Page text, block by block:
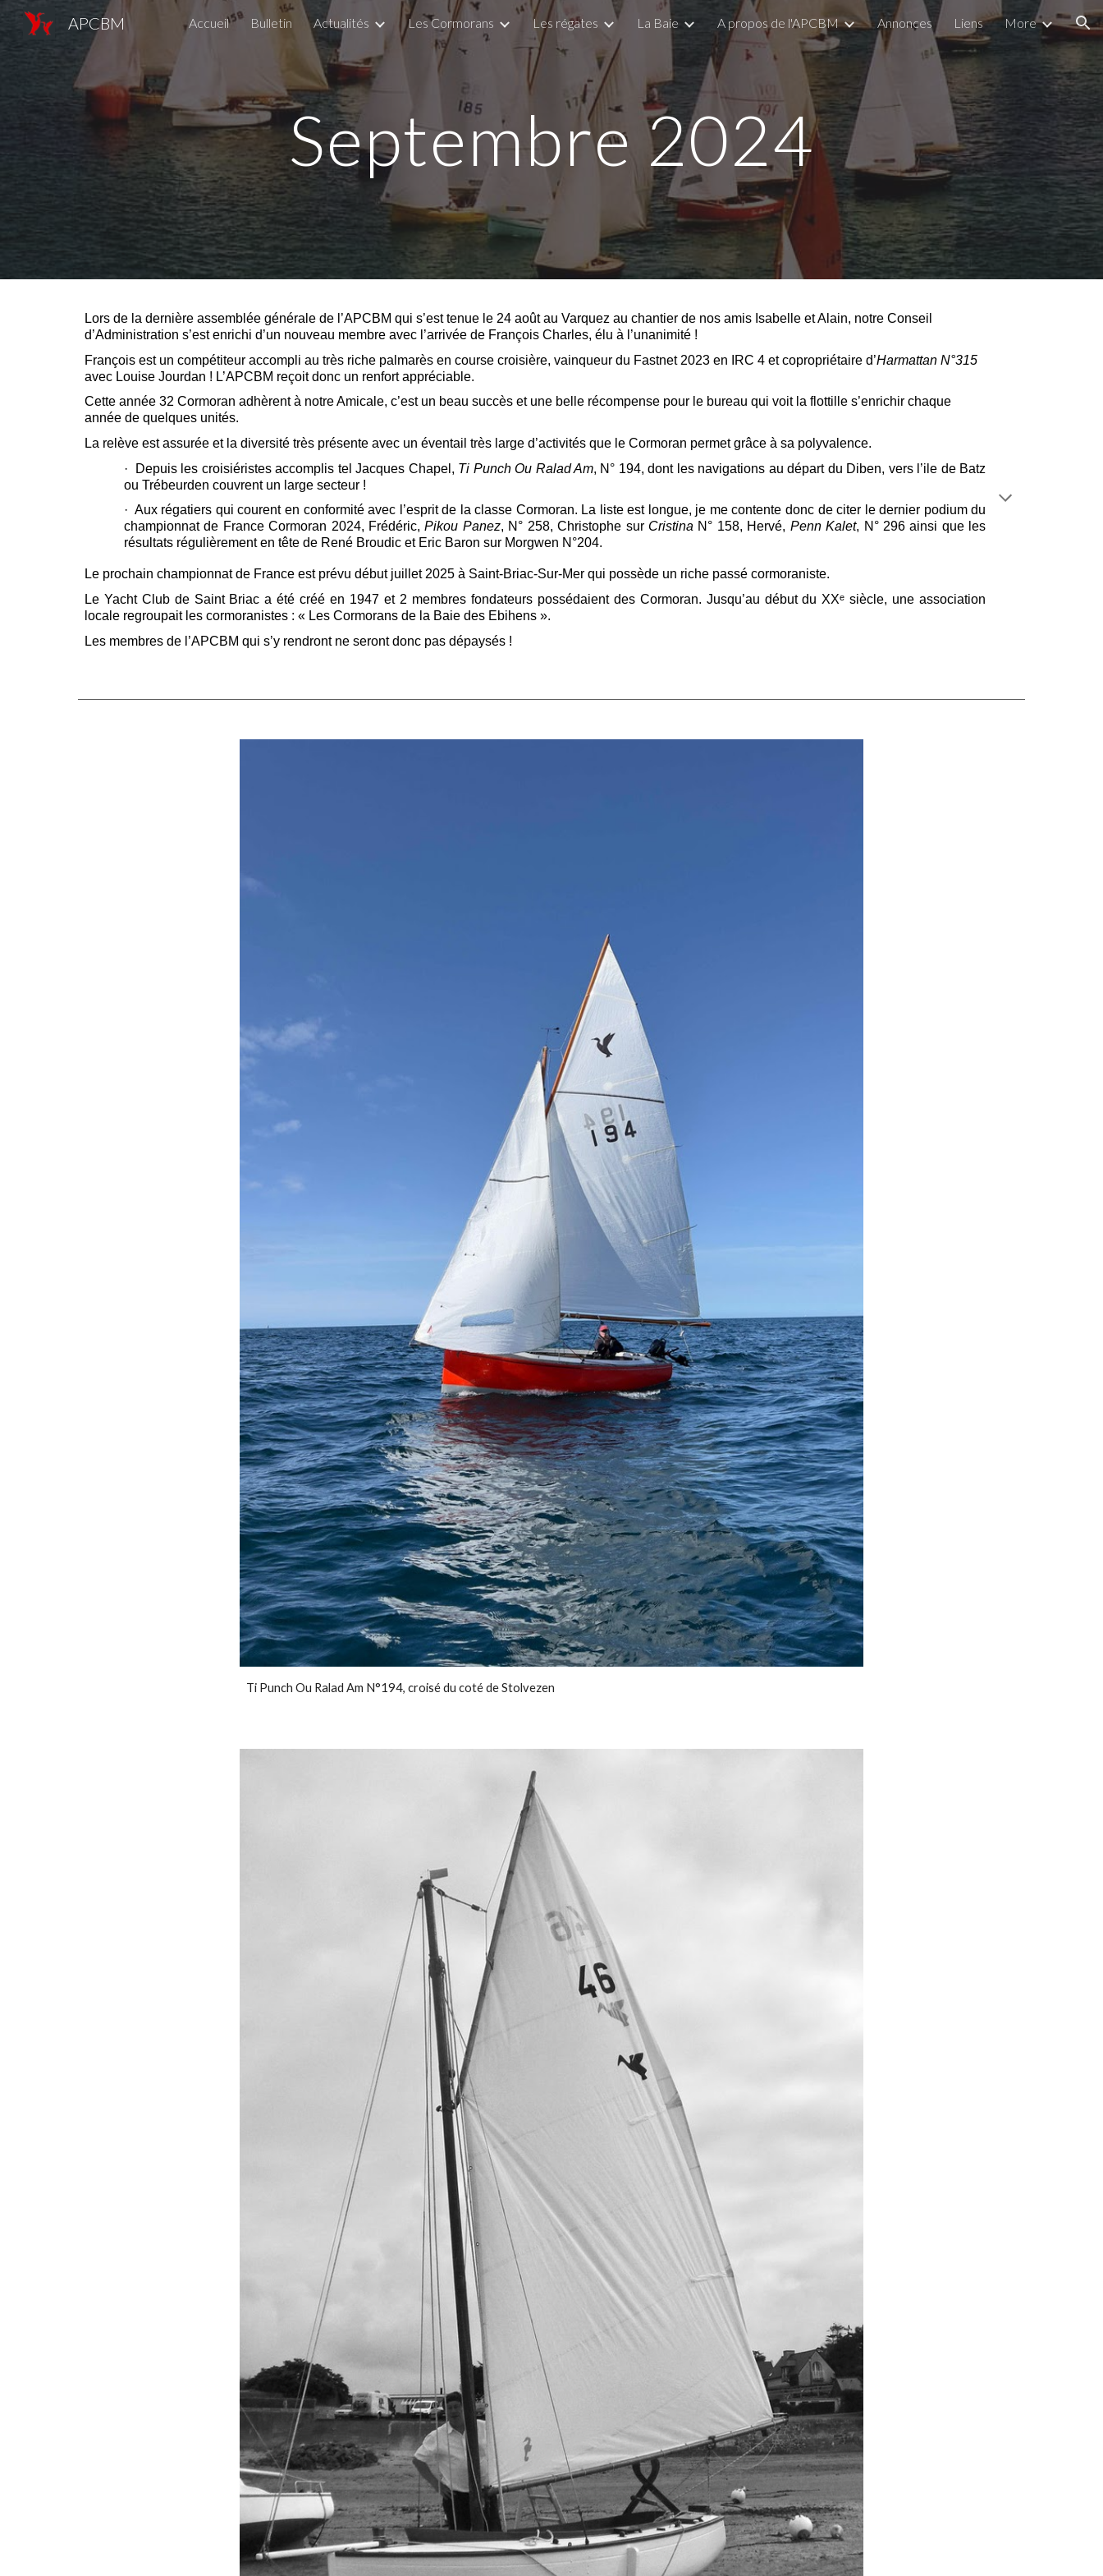
Skip to main content Skip to navigation
APCBM Accueil Bulletin Actualités Les Cormorans Les régates La Baie A propos de l'APCBM Annonces Liens More
Septembre2024
Lors de la dernière assemblée générale de l’APCBM qui s’est tenue le 24 août au Varquez au chantier de nos amis Isabelle et Alain, notre Conseil
d’Administration s’est enrichi d’un nouveau membre avec l’arrivée de François Charles, élu à l’unanimité !
François est un compétiteur accompli au très riche palmarès en course croisière, vainqueur du Fastnet 2023 en IRC 4 et copropriétaire d’Harmattan N°315
avec Louise Jourdan ! L’APCBM reçoit donc un renfort appréciable.
Cette année 32 Cormoran adhèrent à notre Amicale, c’est un beau succès et une belle récompense pour le bureau qui voit la flottille s’enrichir chaque
année de quelques unités.
La relève est assurée et la diversité très présente avec un éventail très large d’activités que le Cormoran permet grâce à sa polyvalence.
· Depuis les croisiéristes accomplis tel Jacques Chapel, Ti Punch Ou Ralad Am, N° 194, dont les navigations au départ du Diben, vers l’ile de Batz
ou Trébeurden couvrent un large secteur !
· Aux régatiers qui courent en conformité avec l’esprit de la classe Cormoran. La liste est longue, je me contente donc de citer le dernier podium du
championnat de France Cormoran 2024, Frédéric,Pikou Panez, N° 258, Christophe sur Cristina N° 158, Hervé, Penn Kalet, N° 296 ainsi que les
résultats régulièrement en tête de René Broudic et Eric Baron sur Morgwen N°204.
Le prochain championnat de France est prévu début juillet 2025 à Saint-Briac-Sur-Mer qui possède un riche passé cormoraniste.
Le Yacht Club de Saint Briac a été créé en 1947 et 2 membres fondateurs possédaient des Cormoran. Jusqu’au début du XXᵉ siècle, une association
locale regroupait les cormoranistes : « Les Cormorans de la Baie des Ebihens ».
Les membres de l’APCBM qui s’y rendront ne seront donc pas dépaysés !
Ti Punch Ou Ralad Am N°194, croisé du coté de Stolvezen